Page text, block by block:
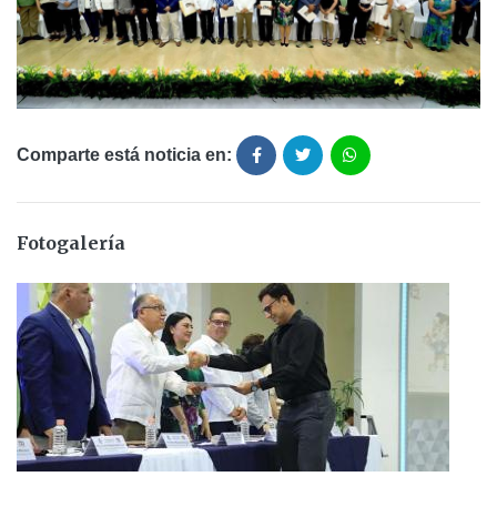
Comparte está noticia en:
Fotogalería